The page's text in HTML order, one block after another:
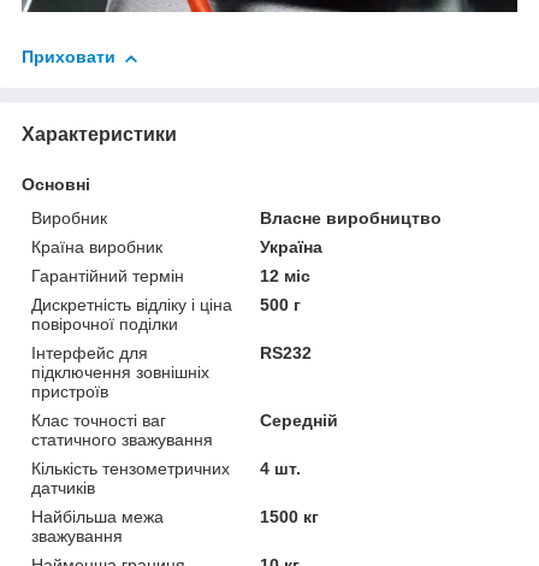
Приховати
Характеристики
Основні
Виробник
Власне виробництво
Країна виробник
Україна
Гарантійний термін
12 міс
Дискретність відліку і ціна
повірочної поділки
500 г
Інтерфейс для
підключення зовнішніх
пристроїв
RS232
Клас точності ваг
статичного зважування
Середній
Кількість тензометричних
датчиків
4 шт.
Найбільша межа
зважування
1500 кг